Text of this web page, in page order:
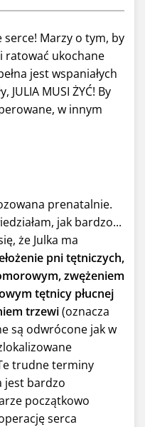
serce! Marzy o tym, by
ratować ukochane
jest wspaniałych
JULIA MUSI ŻYĆ! By
w innym
prenatalnie.
jak bardzo...
że Julka ma
pni tętniczych,
zwężeniem
tętnicy płucnej
trzewi(oznacza
są odwrócone jak w
trudne terminy
jest bardzo
początkowo
serca